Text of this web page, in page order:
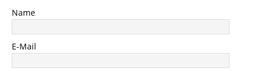
Name
E-Mail